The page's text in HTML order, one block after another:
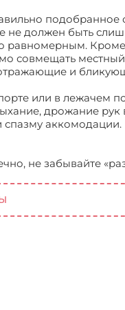
не должен быть
Кроме
совмещать
и
или в лежачем
дрожание
не забывайте